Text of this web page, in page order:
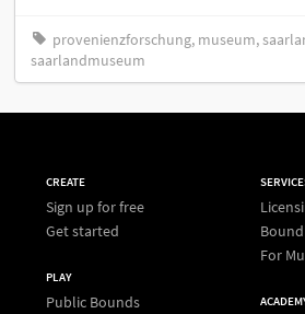
provenienzforschung, museum,
saarlandmuseum
CREATE
Sign up for free
Get started
PLAY
Public Bounds
For